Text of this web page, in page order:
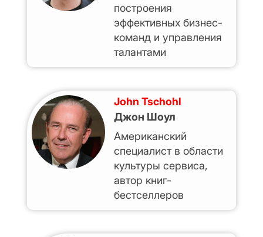
построения
эффективных бизнес-
команд и управления
талантами
John Tschohl
Джон Шоул
Американский
специалист в области
культуры сервиса,
автор книг-
бестселлеров